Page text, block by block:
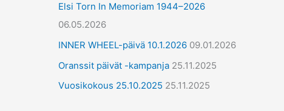
Elsi Torn In Memoriam 1944–2026
06.05.2026
INNER WHEEL-päivä 10.1.2026 09.01.2026
Oranssit päivät -kampanja 25.11.2025
Vuosikokous 25.10.2025 25.11.2025